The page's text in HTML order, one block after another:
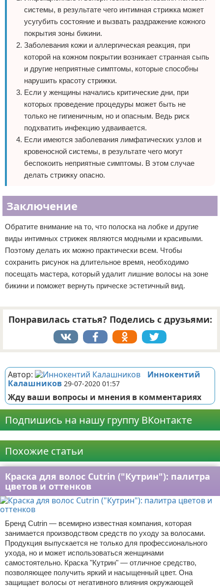
системы, в результате чего интимная стрижка может
усугубить состояние и вызвать раздражение кожного
покрытия зоны бикини.
Заболевания кожи и аллергическая реакция, при
которой на кожном покрытии возникает странная сыпь
и другие неприятные симптомы, которые способны
нарушить красоту стрижки.
Если у женщины начались критические дни, при
которых проведение процедуры может быть не
только не гигиеничным, но и опасным. Ведь риск
подхватить инфекцию удваивается.
Если имеются заболевания лимфатических узлов и
кровеносной системы, в результате чего могут
беспокоить неприятные симптомы. В этом случае
делать стрижку опасно.
Заключение
Обратите внимание на то, что полоска на лобке и другие
виды интимных стрижек являются модными и красивыми.
Поэтому делать их можно практически всем. Чтобы
сохранить рисунок на длительное время, необходимо
посещать мастера, который удалит лишние волосы на зоне
бикини и поможет вернуть прическе эстетичный вид.
Понравилась статья? Поделись с друзьями:
Автор:
Иннокентий
Калашников 29-07-2020 01:57
Жду ваши вопросы и мнения в комментариях
Подпишись на нашу группу ВКонтакте
Похожие статьи
Краска для волос Cutrin ("Кутрин"): палитра
цветов и оттенков
Бренд Cutrin — всемирно известная компания, которая
занимается производством средств по уходу за волосами.
Продукция выпускается не только для профессионального
ухода, но и может использоваться женщинами
самостоятельно. Краска "Кутрин" — отличное средство,
позволяющее получить яркий и насыщенный цвет. Она
защищает волосы от негативного влияния окружающей